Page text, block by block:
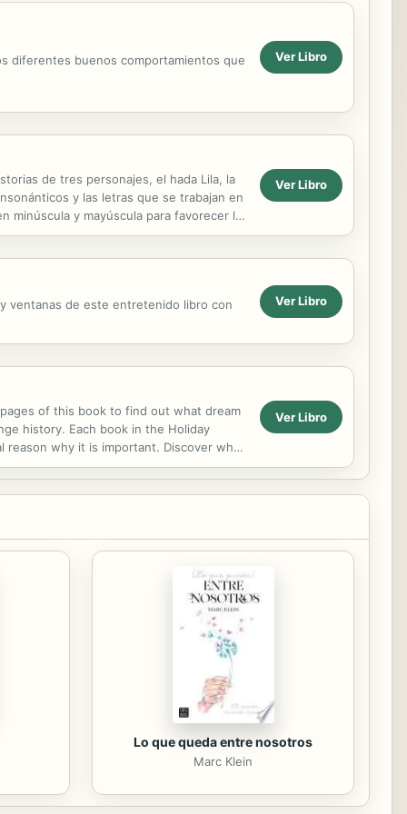
diferentes buenos comportamientos que Ver Libro
de tres personajes, el hada Lila, la
y las letras que se trabajan en
minúscula y mayúscula para favorecer la
Ver Libro
ventanas de este entretenido libro con Ver Libro
of this book to find out what dream
history. Each book in the Holiday
reason why it is important. Discover what
Ver Libro
Lo que queda entre nosotros
Marc Klein